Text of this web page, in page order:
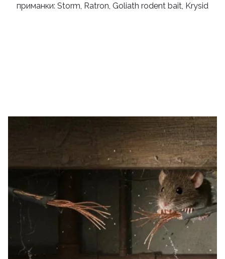
приманки: Storm, Ratron, Goliath rodent bait, Krysid